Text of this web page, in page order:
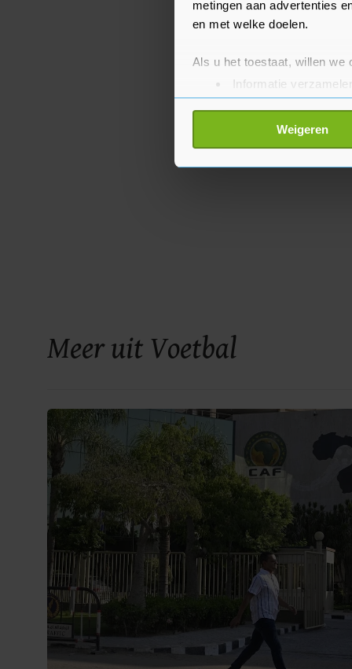
metingen aan advertenties
en met welke doelen.
Als u het toestaat, willen we
Informatie
Uw apparaat
Lees meer over hoe uw
toestemming op elk moment
Weigeren
Meer uit Voetbal